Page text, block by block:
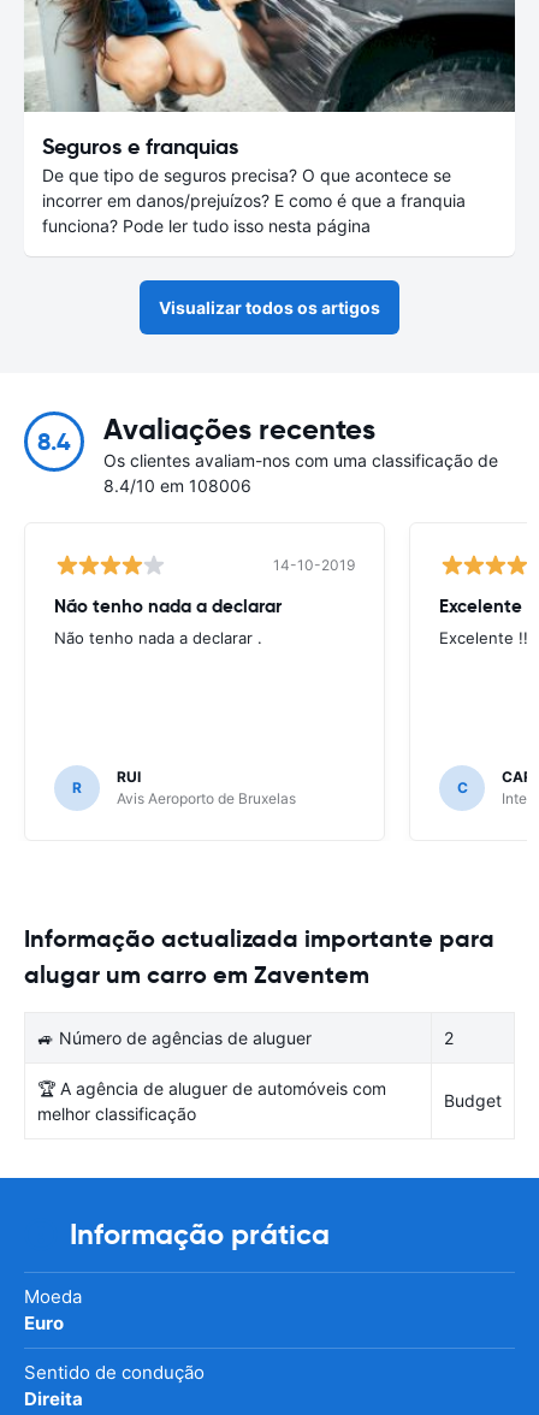
Seguros e franquias
De que tipo de seguros precisa? O que acontece se
incorrer em danos/prejuízos? E como é que a franquia
funciona? Pode ler tudo isso nesta página
Visualizar todos os artigos
8.4 Avaliações recentes
Os clientes avaliam-nos com uma classificação de
8.4/10 em 108006
14-10-2019
Não tenho nada a declarar
Não tenho nada a declarar .
R
RUI
Avis Aeroporto de Bruxelas
Excelente
Excelente !!!
C
Informação actualizada importante para
alugar um carro em Zaventem
🚙 Número de agências de aluguer 2
🏆 A agência de aluguer de automóveis com
melhor classificação
Budget
Informação prática
Moeda
Euro
Sentido de condução
Direita